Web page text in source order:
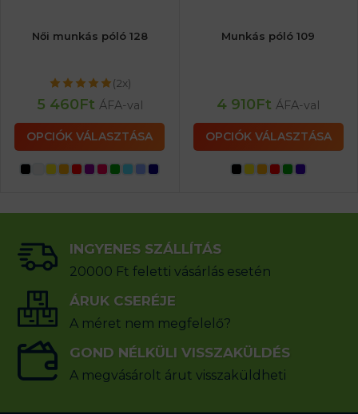
Női munkás póló 128
(2x)
5 460Ft ÁFA-val
OPCIÓK VÁLASZTÁSA
Munkás póló 109
4 910Ft ÁFA-val
OPCIÓK VÁLASZTÁSA
INGYENES SZÁLLÍTÁS
20000 Ft feletti vásárlás esetén
ÁRUK CSERÉJE
A méret nem megfelelő?
GOND NÉLKÜLI VISSZAKÜLDÉS
A megvásárolt árut visszaküldheti